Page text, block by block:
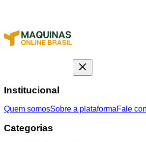
Institucional
Quem somosSobre a plataformaFale
Categorias